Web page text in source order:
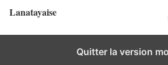
Lanatayaise
Quitter la version